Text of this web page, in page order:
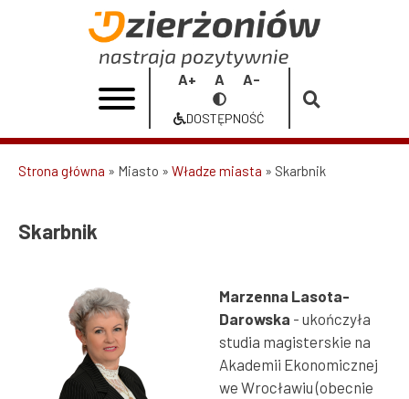
Skarbnik
Miasta
Dzierżoniów
Increase
font
Reset
font
size
Decrease
font
Przełącz
na
Dostępność
DOSTĘPNOŚĆ
nawigacyjna
Strona główna Miasto Władze miasta Skarbnik
Skarbnik
Marzenna Lasota-
Darowska - ukończyła
studia magisterskie na
Akademii Ekonomicznej
we Wrocławiu (obecnie